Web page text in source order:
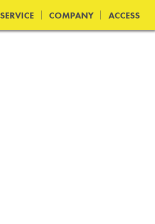
SERVICE COMPANY ACCESS